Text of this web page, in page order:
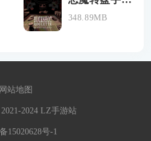
348.89MB
网站地图
2024 LZ手游站
15020628号-1